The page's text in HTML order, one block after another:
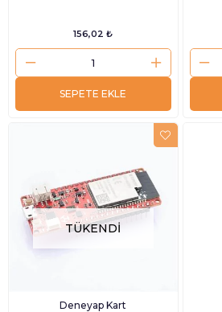
156,02 ₺
SEPETE EKLE
TÜKENDI
Deneyap Kart